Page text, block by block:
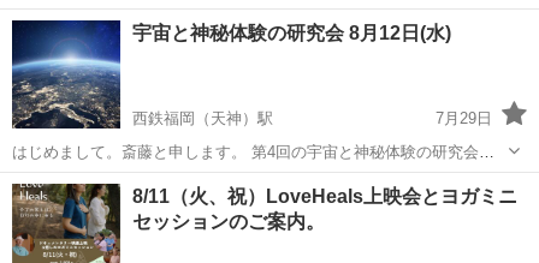
と、 気づかないうちに 心も頭もいっぱいになってしまいます。 ✔ 最
近、なんとなく疲れが抜けない ✔ 考えすぎてしまう ✔ 自分の気持ち
が分からなくなる ...
福岡 北九州市 北方駅 ワークショップ 体験会
宇宙と神秘体験の研究会 8月12日(水)
西鉄福岡（天神）駅
7月29日
はじめまして。斎藤と申します。 第4回の宇宙と神秘体験の研究会に
なります🍀 「日常が退屈」 「UFOや未確認現象のニュースが気にな
る」 「ちょっと不思議な体験をしたけれど、周りの人には話しづら
い…」 この研究会は、宇宙、...
福岡 福岡市 西鉄福岡（天神）駅 ワークショップ
宇宙
8/11（火、祝）LoveHeals上映会とヨガミニ
セッションのご案内。